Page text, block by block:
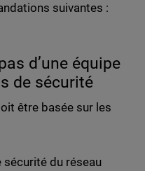
suivantes :
d’une équipe
de sécurité
être basée sur les
sécurité du réseau